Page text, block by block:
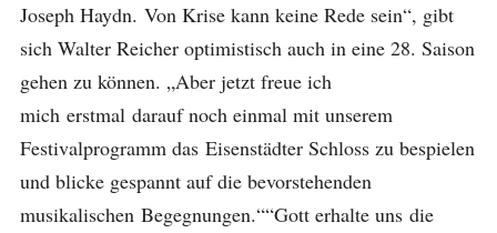
Joseph Haydn. Von Krise kann keine Rede sein“, gibt
sich Walter Reicher optimistisch auch in eine 28. Saison
gehen zu können. „Aber jetzt freue ich
mich erstmal darauf noch einmal mit unserem
Festivalprogramm das Eisenstädter Schloss zu bespielen
und blicke gespannt auf die bevorstehenden
musikalischen Begegnungen.““Gott erhalte uns die